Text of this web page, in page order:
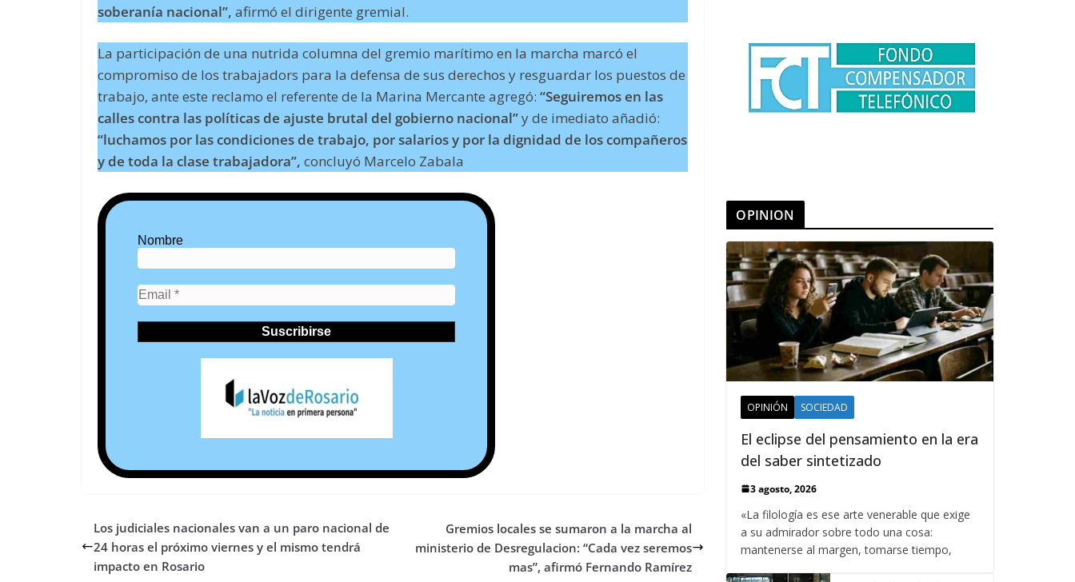
soberanía nacional”, afirmó el dirigente gremial.
La participación de una nutrida columna del gremio marítimo en la marcha marcó el
compromiso de los trabajadors para la defensa de sus derechos y resguardar los puestos de
trabajo, ante este reclamo el referente de la Marina Mercante agregó: “Seguiremos en las
calles contra las políticas de ajuste brutal del gobierno nacional”y de imediato añadió:
“luchamos por las condiciones de trabajo, por salarios y por la dignidad de los compañeros
y de toda la clase trabajadora”, concluyó Marcelo Zabala
Nombre
Los judiciales nacionales van a un paro nacional de
24 horas el próximo viernes y el mismo tendrá
impacto en Rosario
Gremios locales se sumaron a la marcha al
ministerio de Desregulacion: “Cada vez seremos
mas”, afirmó Fernando Ramírez
OPINION
OPINIÓN SOCIEDAD
El eclipse del pensamiento en la era
del saber sintetizado
3 agosto, 2026
«La filología es ese arte venerable que exige
a su admirador sobre todo una cosa:
mantenerse al margen, tomarse tiempo,